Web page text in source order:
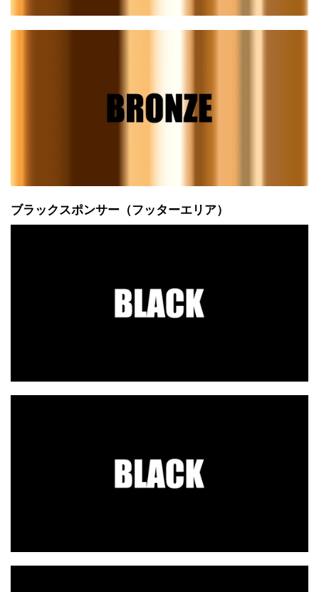
ブラックスポンサー（フッターエリア）